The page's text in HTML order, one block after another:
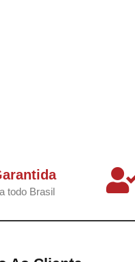
todo Brasil